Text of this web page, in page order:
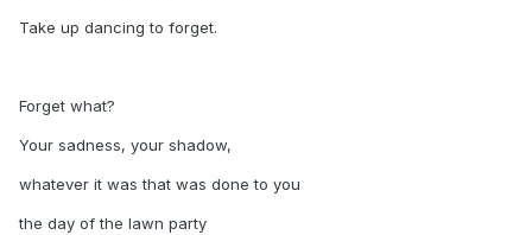
Take up dancing to forget.
Forget what?
Your sadness, your shadow,
whatever it was that was done to you
the day of the lawn party